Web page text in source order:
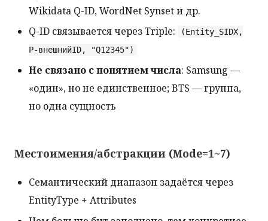
Wikidata Q-ID, WordNet Synset и др.
Q-ID связывается через Triple:
(Entity_SIDX,
P-внешнийID, "Q12345")
Не связано с понятием числа: Samsung —
«один», но не единственное; BTS — группа,
но одна сущность
Местоимения/абстракции (Mode=1~7)
Семантический диапазон задаётся через
EntityType + Attributes